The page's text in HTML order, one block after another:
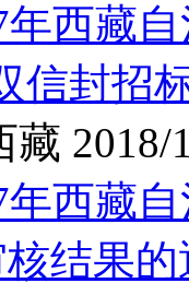
年西藏
信封招
藏 2018/
年西藏
结果